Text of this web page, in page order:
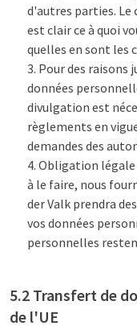
d'autres parties. Le
est clair ce à quoi
quelles en sont les
Pour des raisons
données
divulgation est
règlements en
demandes des
Obligation légale
à le faire, nous
der Valk prendra
vos données
personnelles
5.2 Transfert de
de l'UE